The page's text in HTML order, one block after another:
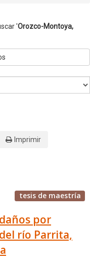
'Orozco-Montoya,
Imprimir
tesis de maestría
por
río Parrita,